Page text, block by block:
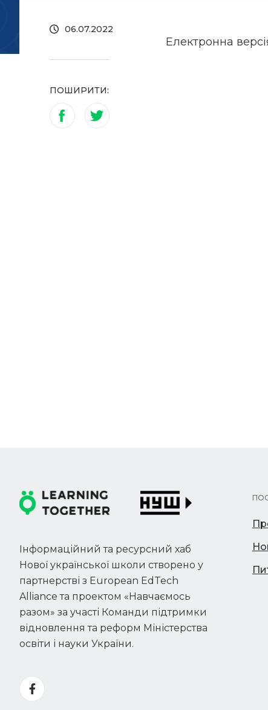
06.07.2022
ПОШИРИТИ:
Електронна
Інформаційний та ресурсний хаб
Нової української школи створено у
партнерстві з European EdTech
Alliance та проектом «Навчаємось
разом» за участі Команди підтримки
відновлення та реформ Міністерства
освіти і науки України.